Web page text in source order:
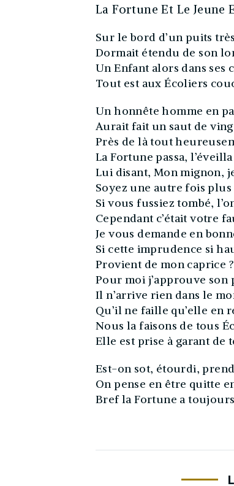
La Fortune Et Le Jeune
Sur le bord d’un puits
Dormait étendu de son
Un Enfant alors dans ses
Tout est aux Écoliers
Un honnête homme en
Aurait fait un saut de
Près de là tout
La Fortune passa,
Lui disant, Mon mignon,
Soyez une autre fois
Si vous fussiez tombé,
Cependant c’était votre
Je vous demande en
Si cette imprudence si
Provient de mon caprice
Pour moi j’approuve son
Il n’arrive rien dans le
Qu’il ne faille qu’elle en
Nous la faisons de tous
Elle est prise à garant de
Est-on sot, étourdi,
On pense en être quitte
Bref la Fortune a